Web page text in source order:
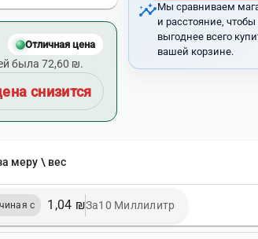
Отличная цена
была 72,60 ₪.
снизится
insightsМы сравниваем
и расстояние, чтобы
выгоднее всего
вашей корзине.
меру \ вес
с 1,04 ₪За10 Миллилитр